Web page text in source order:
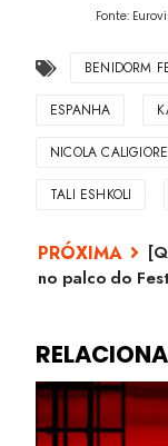
Fonte:
BENIDORM
ESPANHA
NICOLA CALIGIORE
TALI ESHKOLI
no palco do